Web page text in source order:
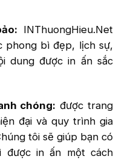
INThuongHieu.Net
phong bì đẹp, lịch sự,
dung được in ấn sắc
chóng: được trang
đại và quy trình gia
tôi sẽ giúp bạn có
được in ấn một cách